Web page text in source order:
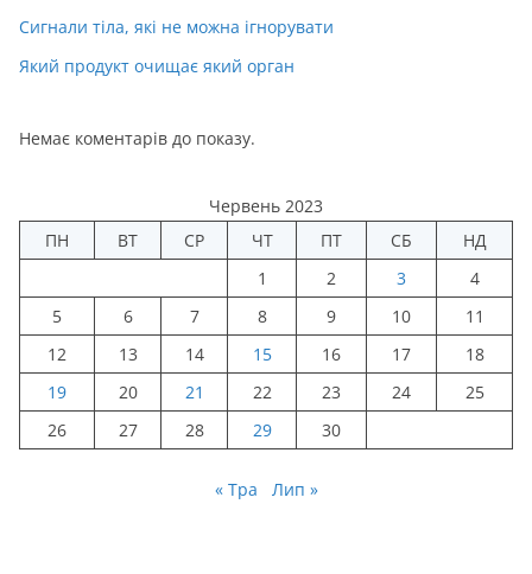
Сигнали тіла, які не можна ігнорувати
Який продукт очищає який орган
Немає коментарів до показу.
Червень 2023
ПН
ВТ СР ЧТ ПТ СБ
НД
1
2 3
4
5
6 7 8 9 10
11
12
13 14 15 16 17
18
19
20 21 22 23 24
25
26
27 28 29 30
« Тра Лип »